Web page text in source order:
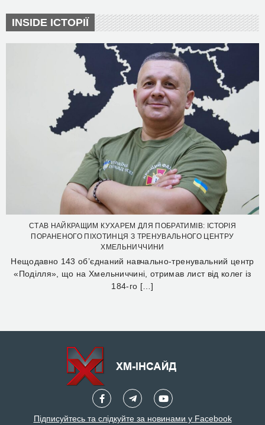
INSIDE ІСТОРІЇ
СТАВ НАЙКРАЩИМ КУХАРЕМ ДЛЯ ПОБРАТИМІВ: ІСТОРІЯ
ПОРАНЕНОГО ПІХОТИНЦЯ З ТРЕНУВАЛЬНОГО ЦЕНТРУ
ХМЕЛЬНИЧЧИНИ
Нещодавно 143 об’єднаний навчально-тренувальний центр
«Поділля», що на Хмельниччині, отримав лист від колег із
184-го […]
Підписуйтесь та слідкуйте за новинами у Facebook